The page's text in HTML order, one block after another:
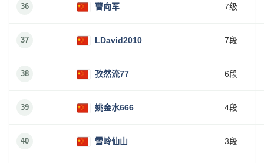
36 曹向军 7级
37 LDavid2010 7段
38 孜然流77 6段
39 姚金水666 4段
40 雪岭仙山 3段